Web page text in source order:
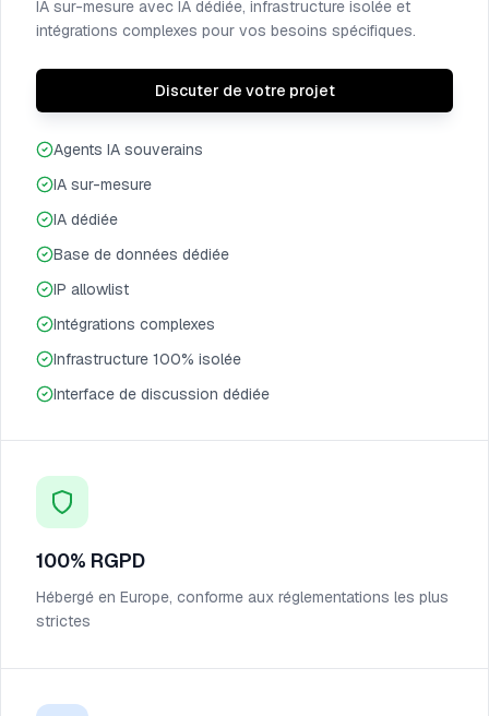
IA sur-mesure avec IA dédiée, infrastructure isolée et
intégrations complexes pour vos besoins spécifiques.
Discuter de votre projet
Agents IA souverains
IA sur-mesure
IA dédiée
Base de données dédiée
IP allowlist
Intégrations complexes
Infrastructure 100% isolée
Interface de discussion dédiée
100% RGPD
Hébergé en Europe, conforme aux réglementations les plus
strictes